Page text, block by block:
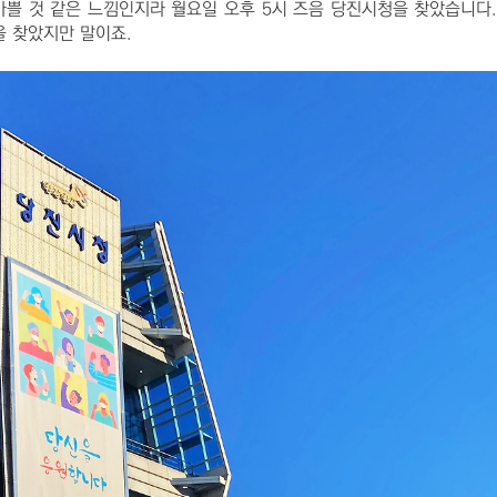
것 같은 느낌인지라 월요일 오후 5시 즈음 당진시청을 찾았습니
찾았지만 말이죠.